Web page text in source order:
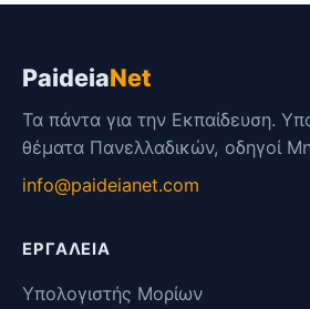
PaideiaNet
Τα πάντα για την Εκπαίδευση.
θέματα Πανελλαδικών, οδηγοί
info@paideianet.com
ΕΡΓΑΛΕΊΑ
Υπολογιστής Μορίων